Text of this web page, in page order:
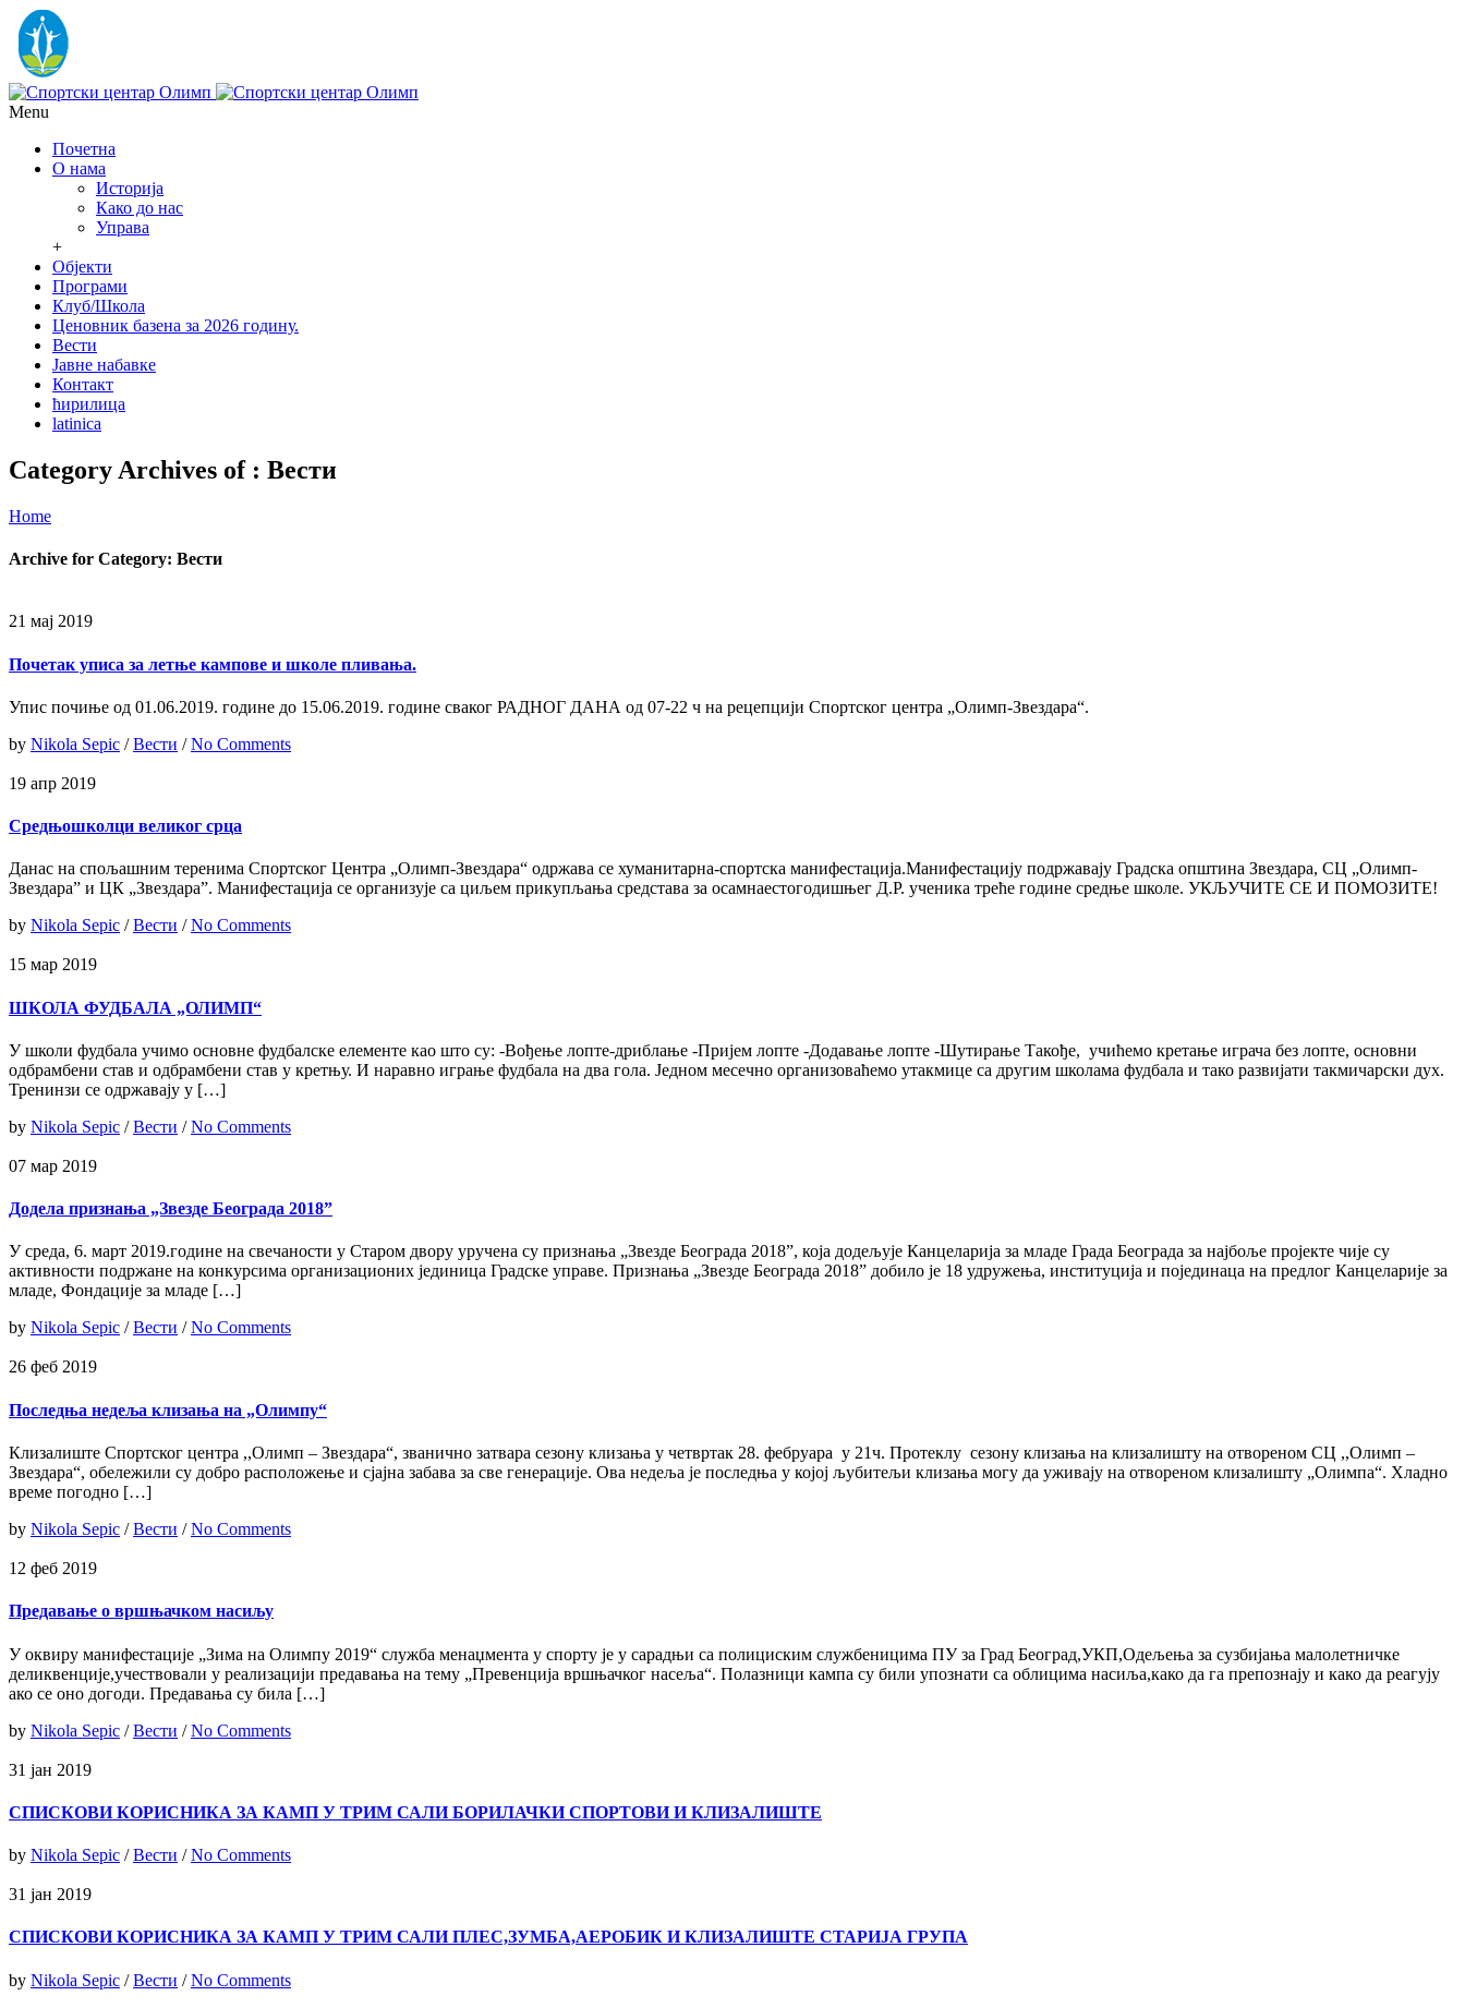
Menu
Почетна
О нама
Историја
Како до нас
Управа
+
Објекти
Програми
Клуб/Школа
Ценовник базена за 2026 годину.
Вести
Јавне набавке
Контакт
ћирилица
latinica
Category Archives of : Вести
Home
Archive for Category: Вести
21 мај 2019
Почетак уписа за летње кампове и школе пливања.
Упис почиње од 01.06.2019. године до 15.06.2019. године сваког РАДНОГ ДАНА од 07-22 ч на рецепцији Спортског центра „Олимп-Звездара“.
by Nikola Sepic /Вести /No Comments
19 апр 2019
Средњошколци великог срца
Данас на спољашним теренима Спортског Центра „Олимп-Звездара“ одржава се хуманитарна-спортска манифестација.Манифестацију подржавају Градска општина Звездара, СЦ „Олимп-
Звездара” и ЦК „Звездара”. Манифестација се организује са циљем прикупљања средстава за осамнаестогодишњег Д.Р. ученика треће године средње школе. УКЉУЧИТЕ СЕ И ПОМОЗИТЕ!
by Nikola Sepic /Вести /No Comments
15 мар 2019
ШКОЛА ФУДБАЛА „ОЛИМП“
У школи фудбала учимо основне фудбалске елементе као што су: -Вођење лопте-дриблање -Пријем лопте -Додавање лопте -Шутирање Такође, учићемо кретање играча без лопте, основни
одбрамбени став и одбрамбени став у кретњу. И наравно играње фудбала на два гола. Једном месечно организоваћемо утакмице са другим школама фудбала и тако развијати такмичарски дух.
Тренинзи се одржавају у […]
by Nikola Sepic /Вести /No Comments
07 мар 2019
Додела признања „Звезде Београда 2018”
У среда, 6. март 2019.године на свечаности у Старом двору уручена су признања „Звезде Београда 2018”, која додељује Канцеларија за младе Града Београда за најбоље пројекте чије су
активности подржане на конкурсима организационих јединица Градске управе. Признања „Звезде Београда 2018” добило је 18 удружења, институција и појединаца на предлог Канцеларије за
младе, Фондације за младе […]
by Nikola Sepic /Вести /No Comments
26 феб 2019
Последња недеља клизања на „Олимпу“
Клизалиште Спортског центра ,,Олимп – Звездара“, званично затвара сезону клизања у четвртак 28. фебруара у 21ч. Протеклу сезону клизања на клизалишту на отвореном СЦ ,,Олимп –
Звездара“, обележили су добро расположење и сјајна забава за све генерације. Ова недеља је последња у којој љубитељи клизања могу да уживају на отвореном клизалишту „Олимпа“. Хладно
време погодно […]
by Nikola Sepic /Вести /No Comments
12 феб 2019
Предавање о вршњачком насиљу
У оквиру манифестације „Зима на Олимпу 2019“ служба менаџмента у спорту је у сарадњи са полициским службеницима ПУ за Град Београд,УКП,Одељења за сузбијања малолетничке
деликвенције,учествовали у реализацији предавања на тему „Превенција вршњачког насеља“. Полазници кампа су били упознати са облицима насиља,како да га препознају и како да реагују
ако се оно догоди. Предавања су била […]
by Nikola Sepic /Вести /No Comments
31 јан 2019
СПИСКОВИ КОРИСНИКА ЗА КАМП У ТРИМ САЛИ БОРИЛАЧКИ СПОРТОВИ И КЛИЗАЛИШТЕ
by Nikola Sepic /Вести /No Comments
31 јан 2019
СПИСКОВИ КОРИСНИКА ЗА КАМП У ТРИМ САЛИ ПЛЕС,ЗУМБА,АЕРОБИК И КЛИЗАЛИШТЕ СТАРИЈА ГРУПА
by Nikola Sepic /Вести /No Comments